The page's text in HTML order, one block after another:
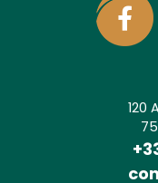
120